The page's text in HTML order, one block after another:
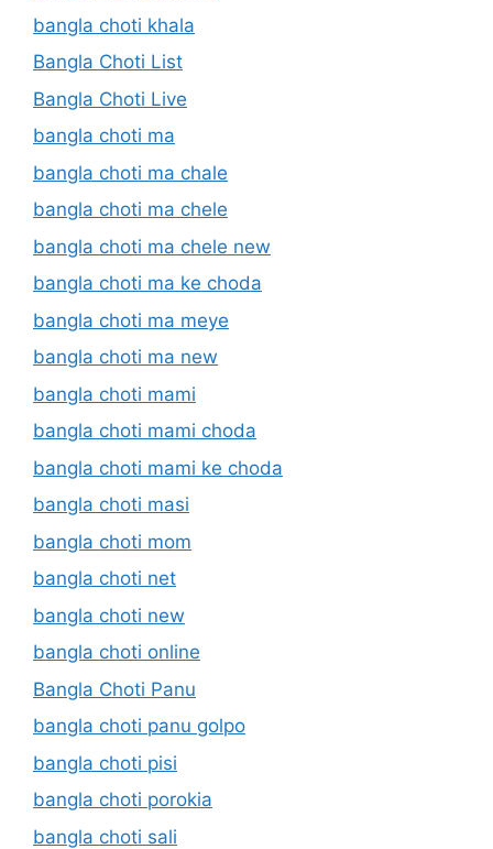
bangla choti khala
Bangla Choti List
Bangla Choti Live
bangla choti ma
bangla choti ma chale
bangla choti ma chele
bangla choti ma chele new
bangla choti ma ke choda
bangla choti ma meye
bangla choti ma new
bangla choti mami
bangla choti mami choda
bangla choti mami ke choda
bangla choti masi
bangla choti mom
bangla choti net
bangla choti new
bangla choti online
Bangla Choti Panu
bangla choti panu golpo
bangla choti pisi
bangla choti porokia
bangla choti sali